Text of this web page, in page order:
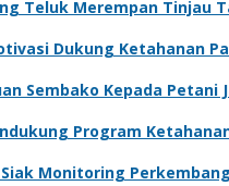
Teluk Merempan Tinjau
Dukung Ketahanan
Sembako Kepada Petani
Program
Monitoring